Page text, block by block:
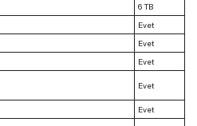
6 TB
Evet
Evet
Evet
Evet
Evet